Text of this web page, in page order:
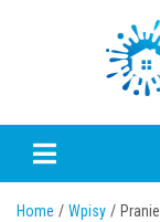
Home Wpisy Pranie